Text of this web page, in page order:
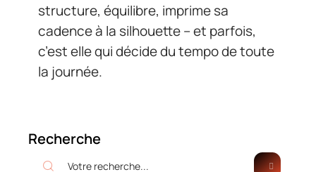
structure, équilibre, imprime sa
cadence à la silhouette – et parfois,
c’est elle qui décide du tempo de toute
la journée.
Recherche